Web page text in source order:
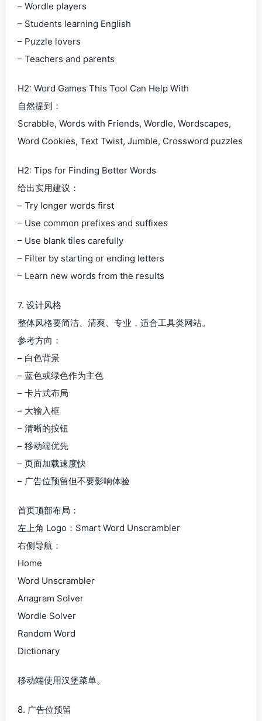
– Wordle players
– Students learning English
– Puzzle lovers
– Teachers and parents
H2: Word Games This Tool Can Help With
自然提到：
Scrabble, Words with Friends, Wordle, Wordscapes,
Word Cookies, Text Twist, Jumble, Crossword puzzles
H2: Tips for Finding Better Words
给出实用建议：
– Try longer words first
– Use common prefixes and suffixes
– Use blank tiles carefully
– Filter by starting or ending letters
– Learn new words from the results
7. 设计风格
整体风格要简洁、清爽、专业，适合工具类网站。
参考方向：
– 白色背景
– 蓝色或绿色作为主色
– 卡片式布局
– 大输入框
– 清晰的按钮
– 移动端优先
– 页面加载速度快
– 广告位预留但不要影响体验
首页顶部布局：
左上角 Logo：Smart Word Unscrambler
右侧导航：
Home
Word Unscrambler
Anagram Solver
Wordle Solver
Random Word
Dictionary
移动端使用汉堡菜单。
8. 广告位预留